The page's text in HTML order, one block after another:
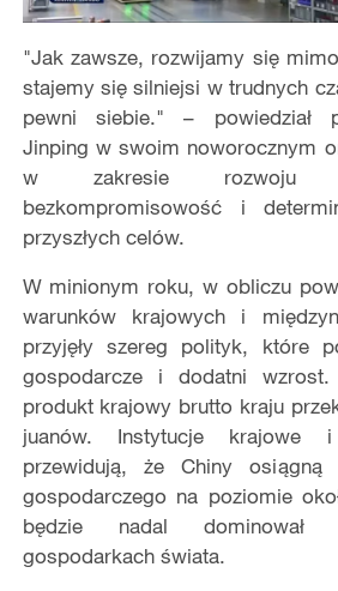
"Jak zawsze, rozwijamy się
stajemy się silniejsi w trudnych
pewni siebie." – powiedział
Jinping w swoim noworocznym
w zakresie rozwoju
bezkompromisowośći
przyszłych celów.
W minionym roku, w obliczu
warunków krajowych i mię
przyjęły szereg polityk, które
gospodarcze i dodatni
produkt krajowy brutto kraju
juanów. Instytucje krajowe
przewidują, że Chiny osiągną
gospodarczego na poziomie oko
będzie nadal dominował
gospodarkach świata.